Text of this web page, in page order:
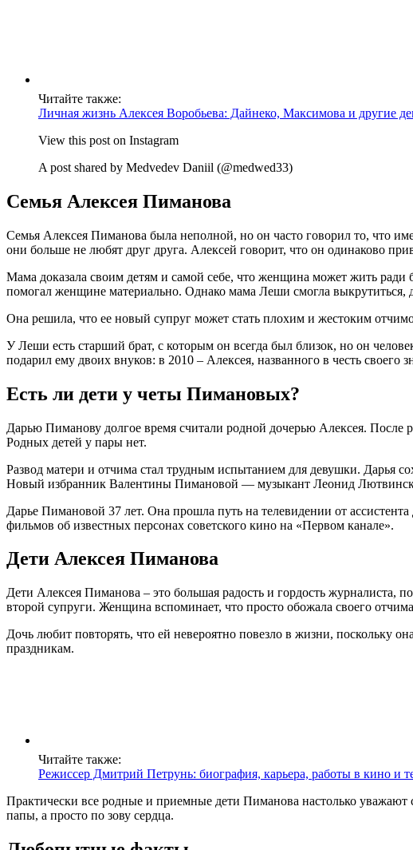
Читайте также:
Личная жизнь Алексея Воробьева: Дайнеко, Максимова и другие
View this post on Instagram
A post shared by Medvedev Daniil (@medwed33)
Семья Алексея Пиманова
Семья Алексея Пиманова была неполной, но он часто говорил то, что
они больше не любят друг друга. Алексей говорит, что он одинаково
Мама доказала своим детям и самой себе, что женщина может жить
помогал женщине материально. Однако мама Леши смогла выкрутиться,
Она решила, что ее новый супруг может стать плохим и жестоким
У Леши есть старший брат, с которым он всегда был близок, но он
подарил ему двоих внуков: в 2010 – Алексея, названного в честь своего
Есть ли дети у четы Пимановых?
Дарью Пиманову долгое время считали родной дочерью Алексея. После
Родных детей у пары нет.
Развод матери и отчима стал трудным испытанием для девушки. Дарья
Новый избранник Валентины Пимановой — музыкант Леонид
Дарье Пимановой 37 лет. Она прошла путь на телевидении от
фильмов об известных персонах советского кино на «Первом канале».
Дети Алексея Пиманова
Дети Алексея Пиманова – это большая радость и гордость
второй супруги. Женщина вспоминает, что просто обожала своего
Дочь любит повторять, что ей невероятно повезло в жизни, поскольку
праздникам.
Читайте также:
Режиссер Дмитрий Петрунь: биография, карьера, работы в кино и
Практически все родные и приемные дети Пиманова настолько уважают
папы, а просто по зову сердца.